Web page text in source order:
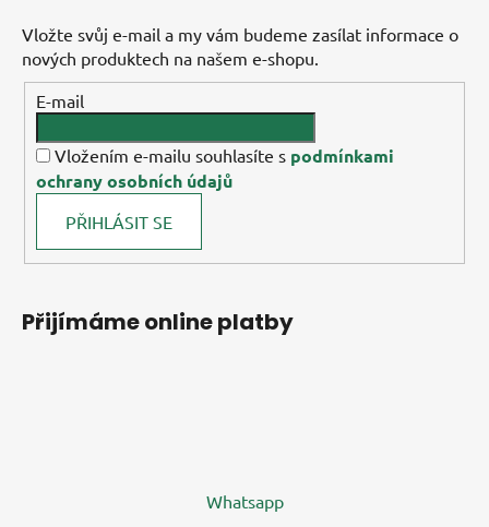
Vložte svůj e-mail a my vám budeme zasílat informace o
nových produktech na našem e-shopu.
E-mail
Vložením e-mailu souhlasíte s podmínkami
ochrany osobních údajů
PŘIHLÁSIT SE
Přijímáme online platby
Whatsapp